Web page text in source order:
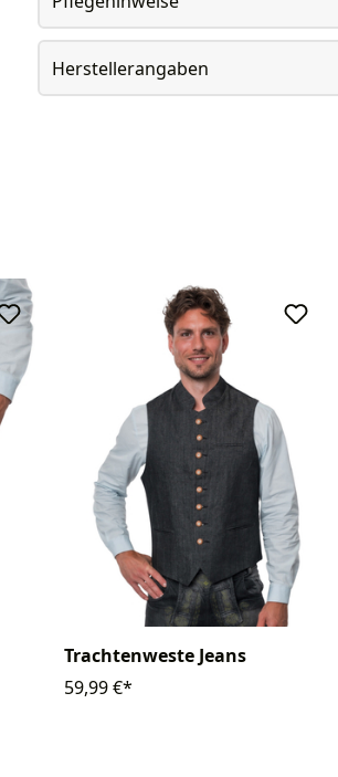
Herstellerangaben
Trachtenweste Jeans
59,99 €*